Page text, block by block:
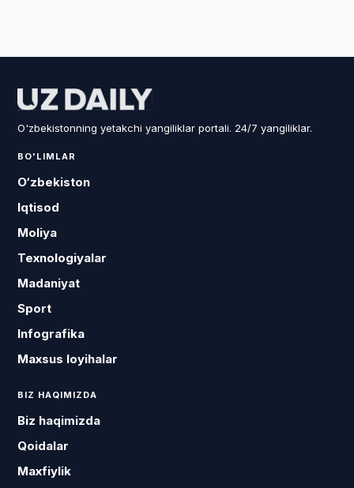
O'zbekistonning yetakchi yangiliklar portali. 24/7 yangiliklar.
BO'LIMLAR
O‘zbekiston
Iqtisod
Moliya
Texnologiyalar
Madaniyat
Sport
Infografika
Maxsus loyihalar
BIZ HAQIMIZDA
Biz haqimizda
Qoidalar
Maxfiylik